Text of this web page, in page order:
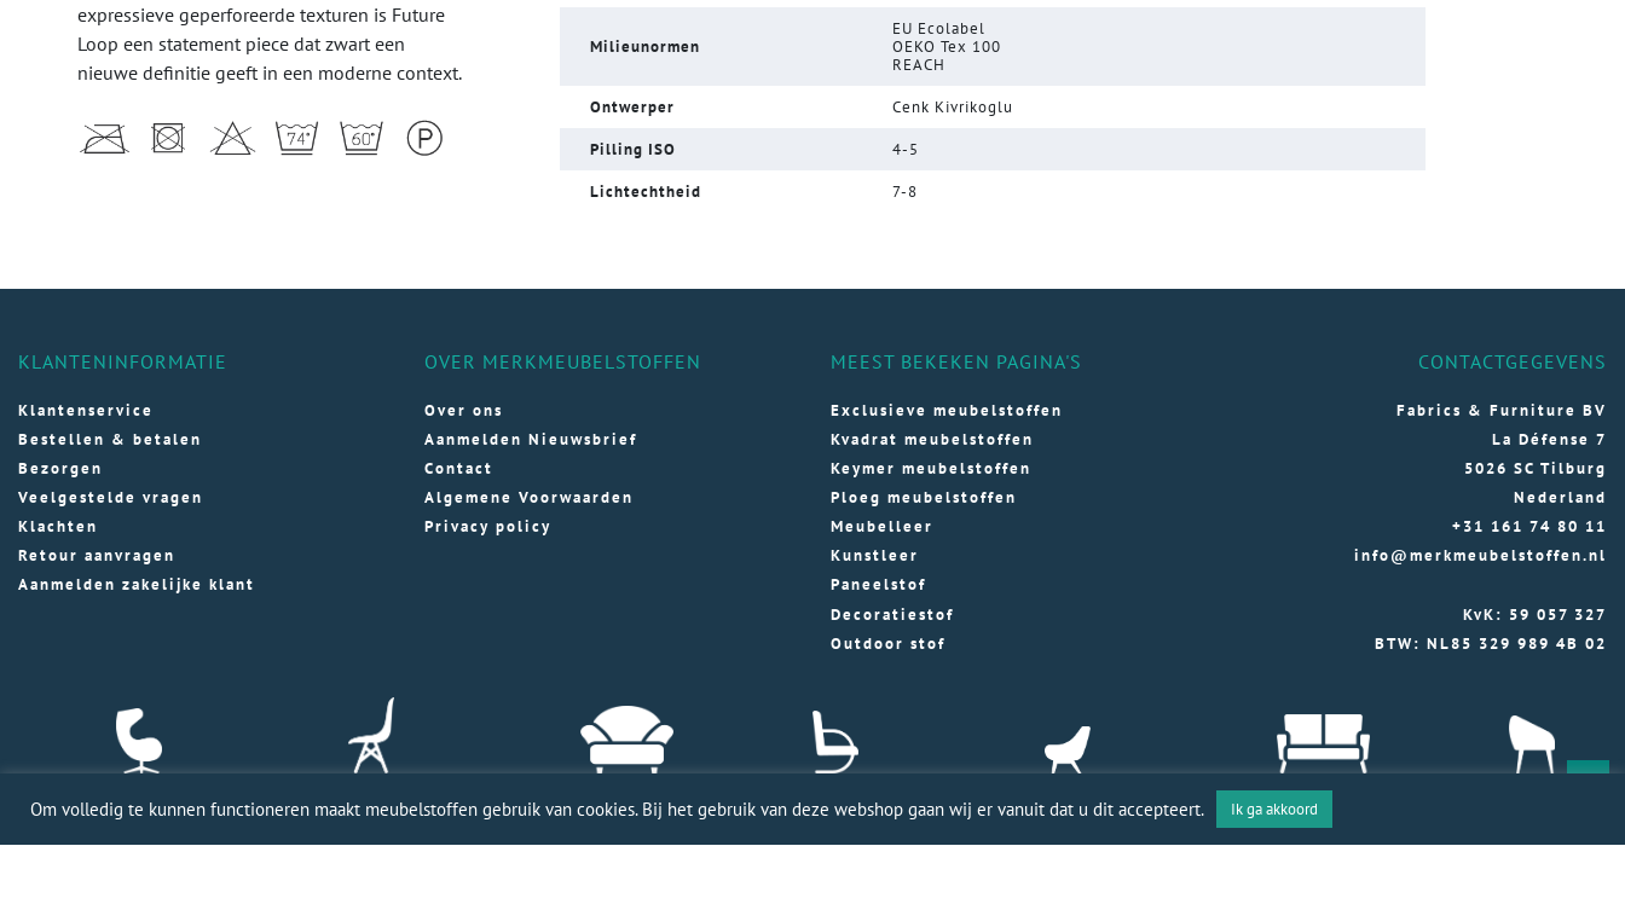
expressieve geperforeerde texturen is Future
Loop een statement piece dat zwart een
nieuwe definitie geeft in een moderne context.
Milieunormen
EU Ecolabel
OEKO Tex 100
REACH
Ontwerper Cenk Kivrikoglu
Pilling ISO 4-5
Lichtechtheid 7-8
KLANTENINFORMATIE
Klantenservice
Bestellen & betalen
Bezorgen
Veelgestelde vragen
Klachten
Retour aanvragen
Aanmelden zakelijke klant
OVER MERKMEUBELSTOFFEN
Over ons
Aanmelden Nieuwsbrief
Contact
Algemene Voorwaarden
Privacy policy
MEEST BEKEKEN PAGINA'S
Exclusieve meubelstoffen
Kvadrat meubelstoffen
Keymer meubelstoffen
Ploeg meubelstoffen
Meubelleer
Kunstleer
Paneelstof
Decoratiestof
Outdoor stof
CONTACTGEGEVENS
Fabrics & Furniture BV
La Défense 7
5026 SC Tilburg
Nederland
+31 161 74 80 11
info@merkmeubelstoffen.nl
KvK: 59 057 327
BTW: NL85 329 989 4B 02
Om volledig te kunnen functioneren maakt meubelstoffen gebruik van cookies. Bij het gebruik van deze webshop gaan wij er vanuit dat u dit accepteert. Ik ga akkoord